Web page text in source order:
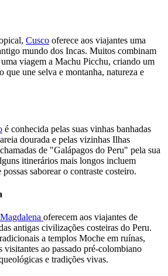
Cusco oferece aos viajantes uma
mundo dos Incas. Muitos combinam
viagem a Machu Picchu, criando um
une selva e montanha, natureza e
é conhecida pelas suas vinhas banhadas
dourada e pelas vizinhas Ilhas
de "Galápagos do Peru" pela sua
itinerários mais longos incluem
saborear o contraste costeiro.
Magdalena oferecem aos viajantes de
antigas civilizações costeiras do Peru.
a templos Moche em ruínas,
visitantes ao passado pré-colombiano
e tradições vivas.